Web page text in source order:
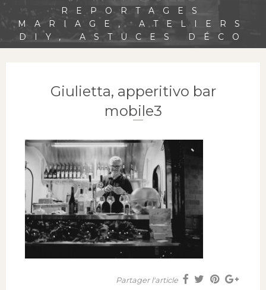
REPORTAGES
MARIAGE, ATELIERS
DIY, ASTUCES DÉCO
Giulietta, apperitivo bar
mobile3
Partager l'article